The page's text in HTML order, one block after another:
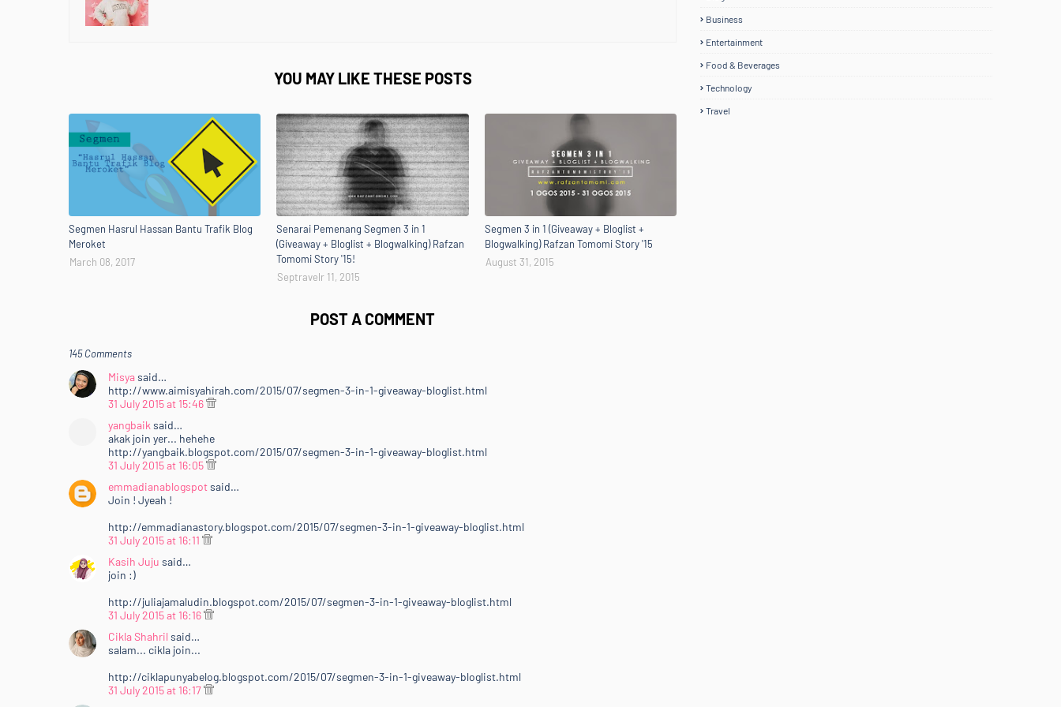
YOU MAY LIKE THESE POSTS
Segmen Hasrul Hassan Bantu Trafik Blog
Meroket
March 08, 2017
Senarai Pemenang Segmen 3 in 1
(Giveaway + Bloglist + Blogwalking) Rafzan
Tomomi Story '15!
Septravelr 11, 2015
Segmen 3 in 1 (Giveaway + Bloglist +
Blogwalking) Rafzan Tomomi Story '15
August 31, 2015
POST A COMMENT
145 Comments
Misyasaid…
http://www.aimisyahirah.com/2015/07/segmen-3-in-1-giveaway-bloglist.html
31 July 2015 at 15:46
yangbaik said…
akak join yer... hehehe
http://yangbaik.blogspot.com/2015/07/segmen-3-in-1-giveaway-bloglist.html
31 July 2015 at 16:05
emmadianablogspotsaid…
Join ! Jyeah !
http://emmadianastory.blogspot.com/2015/07/segmen-3-in-1-giveaway-bloglist.html
31 July 2015 at 16:11
Kasih Juju said…
join :)
http://juliajamaludin.blogspot.com/2015/07/segmen-3-in-1-giveaway-bloglist.html
31 July 2015 at 16:16
Cikla Shahril said…
salam... cikla join...
http://ciklapunyabelog.blogspot.com/2015/07/segmen-3-in-1-giveaway-bloglist.html
31 July 2015 at 16:17
Business
Entertainment
Food & Beverages
Technology
Travel